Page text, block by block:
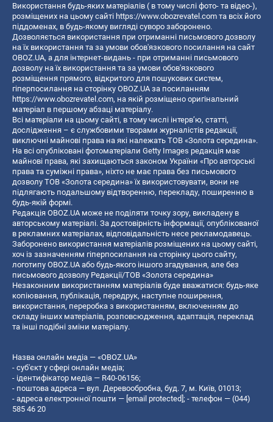
Використання будь-яких матеріалів ( в тому числі фото- та відео-),
розміщених на цьому сайті https://www.obozrevatel.com та всіх його
піддоменах, в будь-якому вигляді суворо заборонено.
Дозволяється використання при отриманні письмового дозволу
на їх використання та за умови обов'язкового посилання на сайт
OBOZ.UA, а для інтернет-видань - при отриманні письмового
дозволу на їх використання та за умови обов'язкового
розміщення прямого, відкритого для пошукових систем,
гіперпосилання на сторінку OBOZ.UA за посиланням
https://www.obozrevatel.com, на якій розміщено оригінальний
матеріал в першому абзаці матеріалу.
Всі матеріали на цьому сайті, в тому числі інтерв’ю, статті,
дослідження – є службовими творами журналістів редакції,
виключні майнові права на які належать ТОВ «Золота середина».
На всі опубліковані фотоматеріали Getty Images редакція має
майнові права, які захищаються законом України «Про авторські
права та суміжні права», ніхто не має права без письмового
дозволу ТОВ «Золота середина» їх використовувати, вони не
підлягають подальшому відтворенню, перекладу, поширенню в
будь-якій формі.
Редакція OBOZ.UA може не поділяти точку зору, викладену в
авторському матеріалі. За достовірність інформації, опублікованої
в рекламних матеріалах, відповідальність несе рекламодавець.
Заборонено використання матеріалів розміщених на цьому сайті,
хоч із зазначенням гіперпосилання на сторінку цього сайту,
логотипу OBOZ.UA або будь-якого іншого згадування, але без
письмового дозволу Редакції/ТОВ «Золота середина»
Незаконним використанням матеріалів буде вважатися: будь-яке
копiювання, публiкацiя, передрук, наступне поширення,
використання, переробка з використанням, включенням до
складу інших матеріалів, розповсюдження, адаптація, переклад
та інші подібні зміни матеріалу.
Назва онлайн медіа — «OBOZ.UA»
- суб'єкт у сфері онлайн медіа;
- ідентифікатор медіа — R40-06156;
- поштова адреса — вул. Деревообробна, буд. 7, м. Київ, 01013;
- адреса електронної пошти — [email protected]; - телефон — (044)
585 46 20